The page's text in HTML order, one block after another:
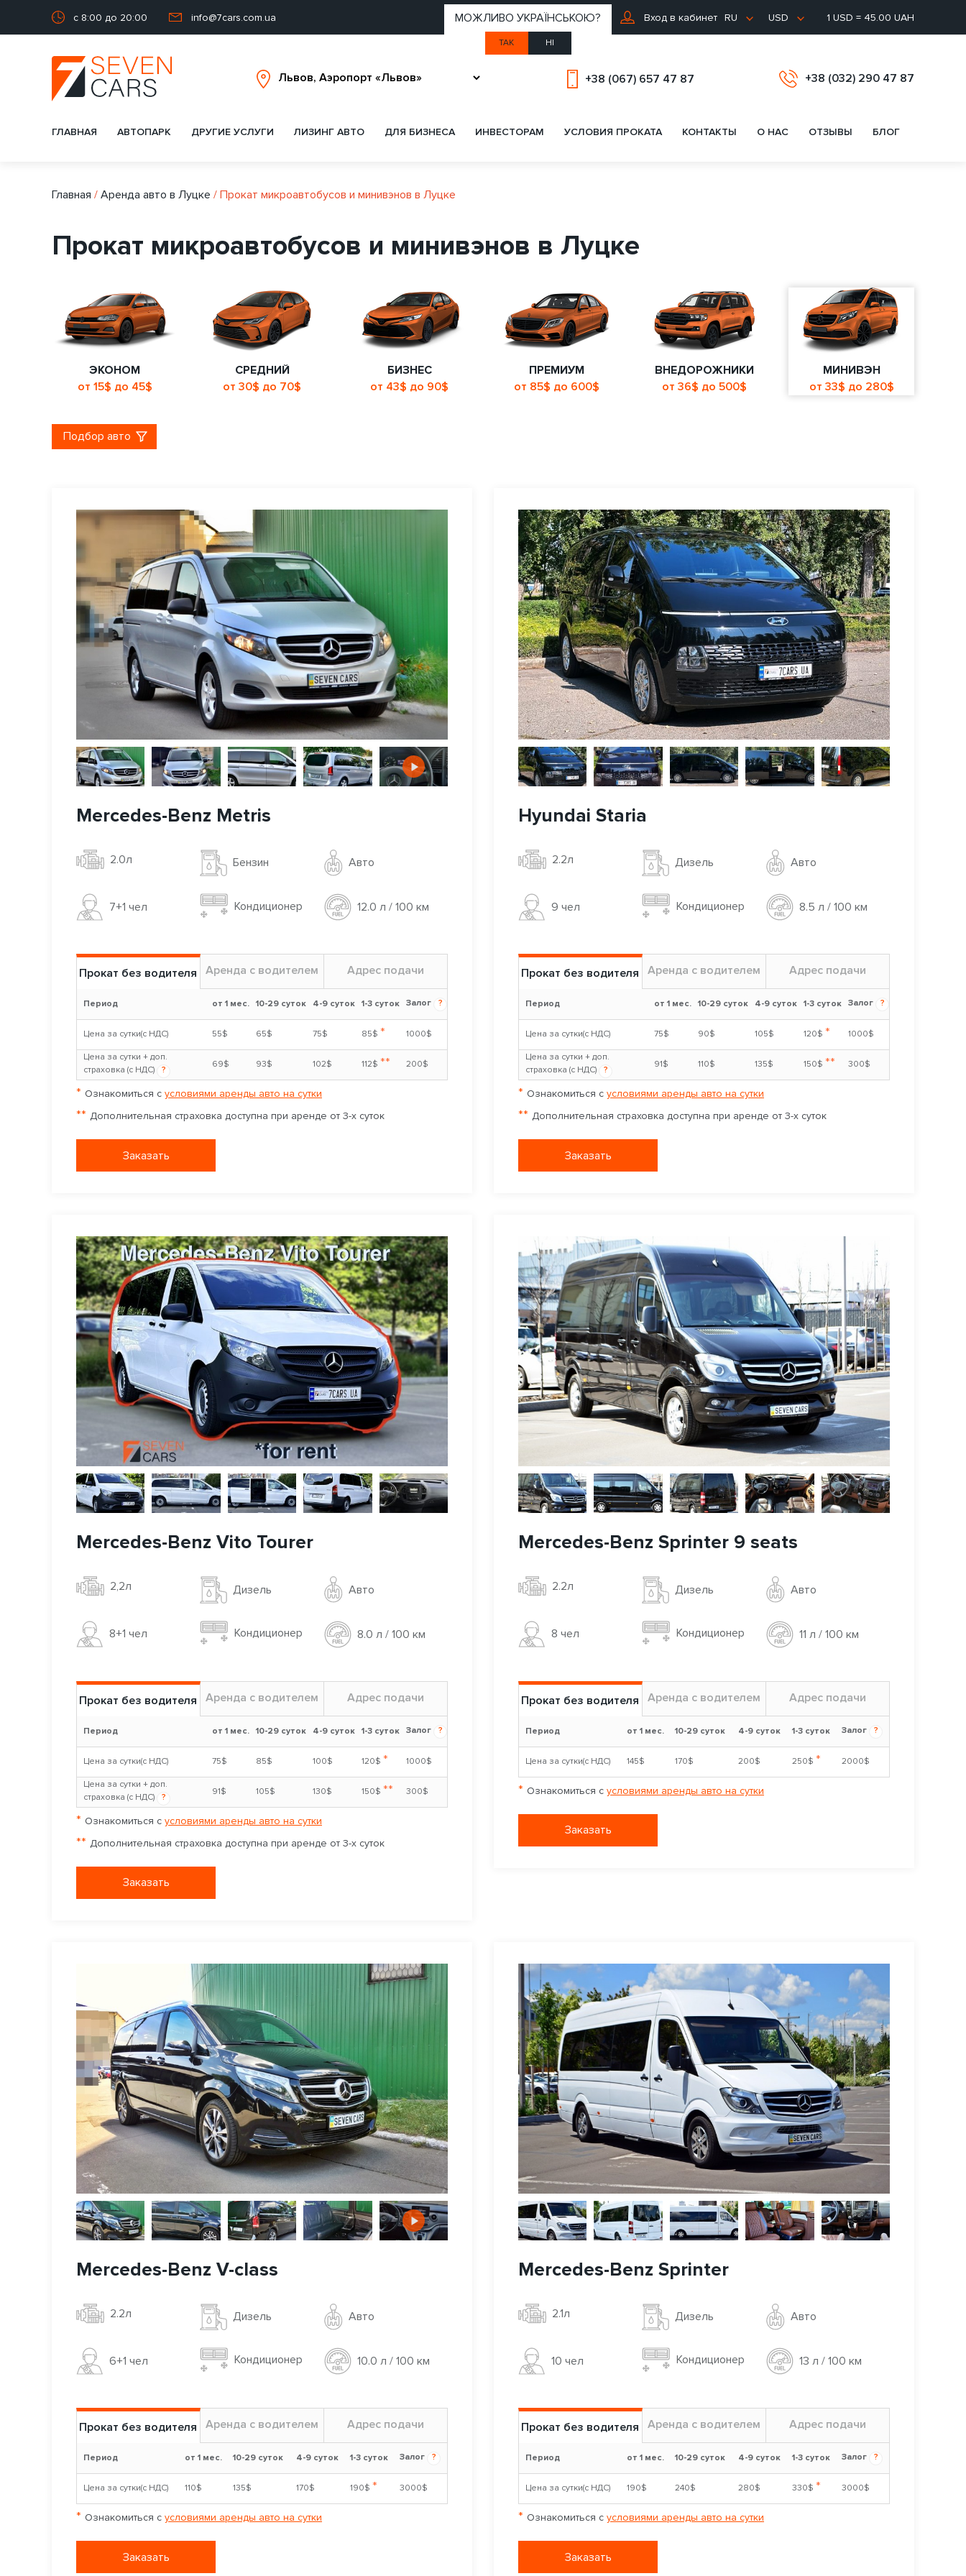
с 8:00 до 20:00 info@7cars.com.ua Вход в кабинет RU
МОЖЛИВО УКРАЇНСЬКОЮ?
ТАК НІ
USD 1 USD = 45.00 UAH
+38 (067) 657 47 87 +38 (032) 290 47 87
ГЛАВНАЯ АВТОПАРК ДРУГИЕ УСЛУГИ ЛИЗИНГ АВТО ДЛЯ БИЗНЕСА ИНВЕСТОРАМ УСЛОВИЯ ПРОКАТА КОНТАКТЫ О НАС ОТЗЫВЫ БЛОГ
Главная / Аренда авто в Луцке / Прокат микроавтобусов и минивэнов в Луцке
Прокат микроавтобусов и минивэнов в Луцке
ЭКОНОМ
от 15$ до 45$
СРЕДНИЙ
от 30$ до 70$
БИЗНЕС
от 43$ до 90$
ПРЕМИУМ
от 85$ до 600$
ВНЕДОРОЖНИКИ
от 36$ до 500$
МИНИВЭН
от 33$ до 280$
Подбор авто
Mercedes-Benz Metris
2.0л Бензин Авто
7+1 чел Кондиционер 12.0 л / 100 км
Прокат без водителя Аренда с водителем Адрес подачи
Период от 1 мес. 10-29 суток 4-9 суток 1-3 суток Залог ?
Цена за сутки(с НДС) 55$ 65$ 75$ 85$ * 1000$
Цена за сутки + доп.
страховка (с НДС)
?
69$ 93$ 102$ 112$ ** 200$
* Ознакомиться с условиями аренды авто на сутки
** Дополнительная страховка доступна при аренде от 3-х суток
Заказать
Hyundai Staria
2.2л Дизель Авто
9 чел Кондиционер 8.5 л / 100 км
Прокат без водителя Аренда с водителем Адрес подачи
Период от 1 мес. 10-29 суток 4-9 суток 1-3 суток Залог ?
Цена за сутки(с НДС) 75$ 90$ 105$ 120$ * 1000$
Цена за сутки + доп.
страховка (с НДС)
?
91$ 110$ 135$ 150$ ** 300$
* Ознакомиться с условиями аренды авто на сутки
** Дополнительная страховка доступна при аренде от 3-х суток
Заказать
Mercedes-Benz Vito Tourer
2,2л Дизель Авто
8+1 чел Кондиционер 8.0 л / 100 км
Прокат без водителя Аренда с водителем Адрес подачи
Период от 1 мес. 10-29 суток 4-9 суток 1-3 суток Залог ?
Цена за сутки(с НДС) 75$ 85$ 100$ 120$ * 1000$
Цена за сутки + доп.
страховка (с НДС)
?
91$ 105$ 130$ 150$ ** 300$
* Ознакомиться с условиями аренды авто на сутки
** Дополнительная страховка доступна при аренде от 3-х суток
Заказать
Mercedes-Benz Sprinter 9 seats
2.2л Дизель Авто
8 чел Кондиционер 11 л / 100 км
Прокат без водителя Аренда с водителем Адрес подачи
Период от 1 мес. 10-29 суток 4-9 суток 1-3 суток Залог ?
Цена за сутки(с НДС) 145$ 170$ 200$ 250$ * 2000$
* Ознакомиться с условиями аренды авто на сутки
Заказать
Mercedes-Benz V-class
2.2л Дизель Авто
6+1 чел Кондиционер 10.0 л / 100 км
Прокат без водителя Аренда с водителем Адрес подачи
Период от 1 мес. 10-29 суток 4-9 суток 1-3 суток Залог ?
Цена за сутки(с НДС) 110$ 135$ 170$ 190$ * 3000$
* Ознакомиться с условиями аренды авто на сутки
Заказать
Mercedes-Benz Sprinter
2.1л Дизель Авто
10 чел Кондиционер 13 л / 100 км
Прокат без водителя Аренда с водителем Адрес подачи
Период от 1 мес. 10-29 суток 4-9 суток 1-3 суток Залог ?
Цена за сутки(с НДС) 190$ 240$ 280$ 330$ * 3000$
* Ознакомиться с условиями аренды авто на сутки
Заказать